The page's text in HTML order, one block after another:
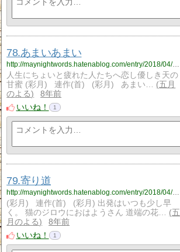
78.あまいあまい
http://maynightwords.hatenablog.com/entry/2018/04/09/203006
人生にちょいと疲れた人たちへ恋し優しき天の
甘蜜 (彩月) 連作(首) (彩月) あまい…
五月
のよる
8年前
いいね！
1
79.寄り道
http://maynightwords.hatenablog.com/entry/2018/04/10/213828
(彩月) 連作(首) (彩月) 出発はいつも少し早
く。 猫のジロウにおはようさん 道端の花…
五
月のよる
8年前
いいね！
1